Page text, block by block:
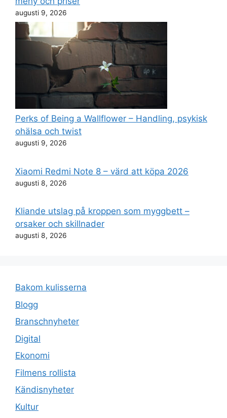
augusti 9, 2026
Perks of Being a Wallflower – Handling, psykisk
ohälsa och twist
augusti 9, 2026
Xiaomi Redmi Note 8 – värd att köpa 2026
augusti 8, 2026
Kliande utslag på kroppen som myggbett –
orsaker och skillnader
augusti 8, 2026
Bakom kulisserna
Blogg
Branschnyheter
Digital
Ekonomi
Filmens rollista
Kändisnyheter
Kultur